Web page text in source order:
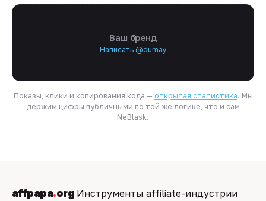
Ваш бренд
Написать @dumay
Показы, клики и копирования кода — открытая статистика. Мы
держим цифры публичными по той же логике, что и сам
NeBlask.
affpapa.org Инструменты affiliate-индустрии